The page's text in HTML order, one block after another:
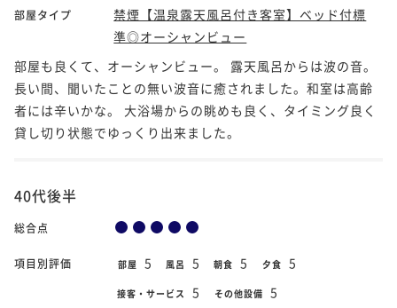
部屋タイプ
禁煙【温泉露天風呂付き客室】ベッド付標
準◎オーシャンビュー
部屋も良くて、オーシャンビュー。 露天風呂からは波の音。
長い間、聞いたことの無い波音に癒されました。和室は高齢
者には辛いかな。 大浴場からの眺めも良く、タイミング良く
貸し切り状態でゆっくり出来ました。
40代後半
総合点
項目別評価 部屋 5 風呂 5 朝食 5 夕食 5
接客・サービス 5 その他設備 5